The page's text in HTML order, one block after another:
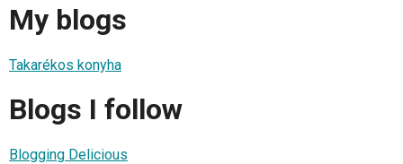
My blogs
Takarékos konyha
Blogs I follow
Blogging Delicious